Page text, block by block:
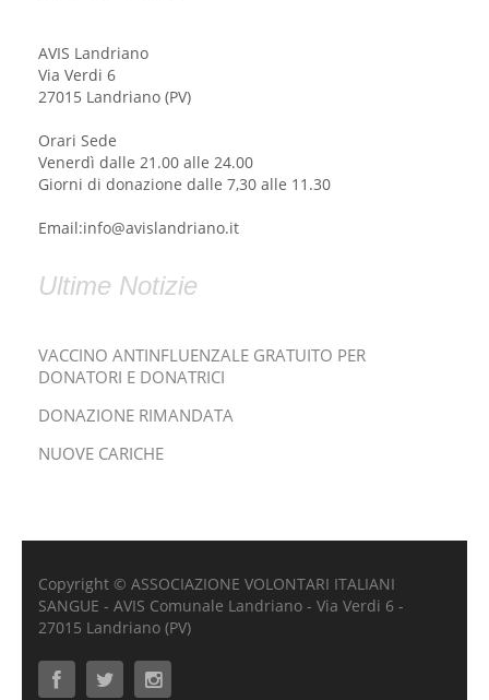
AVIS Landriano
Via Verdi 6
27015 Landriano (PV)
Orari Sede
Venerdì dalle 21.00 alle 24.00
Giorni di donazione dalle 7,30 alle 11.30
Email:info@avislandriano.it
Ultime Notizie
VACCINO ANTINFLUENZALE GRATUITO PER
DONATORI E DONATRICI
DONAZIONE RIMANDATA
NUOVE CARICHE
Copyright © ASSOCIAZIONE VOLONTARI ITALIANI
SANGUE - AVIS Comunale Landriano - Via Verdi 6 -
27015 Landriano (PV)